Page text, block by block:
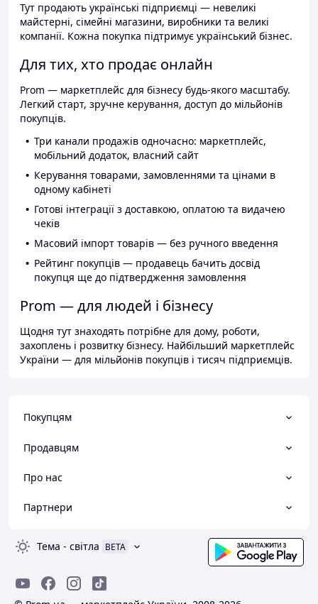
Тут продають українські підприємці — невеликі
майстерні, сімейні магазини, виробники та великі
компанії. Кожна покупка підтримує український бізнес.
Для тих, хто продає онлайн
Prom — маркетплейс для бізнесу будь-якого масштабу.
Легкий старт, зручне керування, доступ до мільйонів
покупців.
Три канали продажів одночасно: маркетплейс,
мобільний додаток, власний сайт
Керування товарами, замовленнями та цінами в
одному кабінеті
Готові інтеграції з доставкою, оплатою та видачею
чеків
Масовий імпорт товарів — без ручного введення
Рейтинг покупців — продавець бачить досвід
покупця ще до підтвердження замовлення
Prom — для людей і бізнесу
Щодня тут знаходять потрібне для дому, роботи,
захоплень і розвитку бізнесу. Найбільший маркетплейс
України — для мільйонів покупців і тисяч підприємців.
Покупцям
Продавцям
Про нас
Партнери
Тема - світла BETA